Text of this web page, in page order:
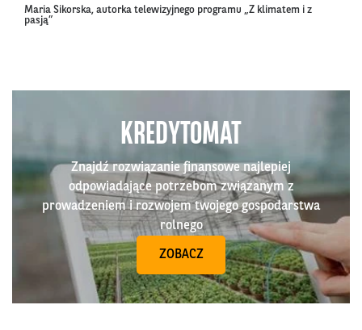
Maria Sikorska, autorka telewizyjnego programu „Z klimatem i z
pasją”
KREDYTOMAT
Znajdź rozwiązanie finansowe najlepiej
odpowiadające potrzebom związanym z
prowadzeniem i rozwojem twojego gospodarstwa
rolnego
ZOBACZ